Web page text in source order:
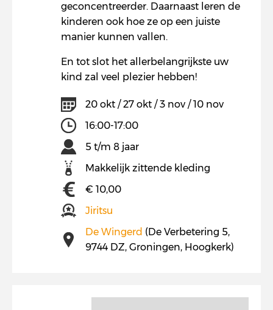
geconcentreerder. Daarnaast leren de
kinderen ook hoe ze op een juiste
manier kunnen vallen.
En tot slot het allerbelangrijkste uw
kind zal veel plezier hebben!
20 okt / 27 okt / 3 nov / 10 nov
16:00-17:00
5 t/m 8 jaar
Makkelijk zittende kleding
€ 10,00
Jiritsu
De Wingerd (De Verbetering 5,
9744 DZ, Groningen, Hoogkerk)